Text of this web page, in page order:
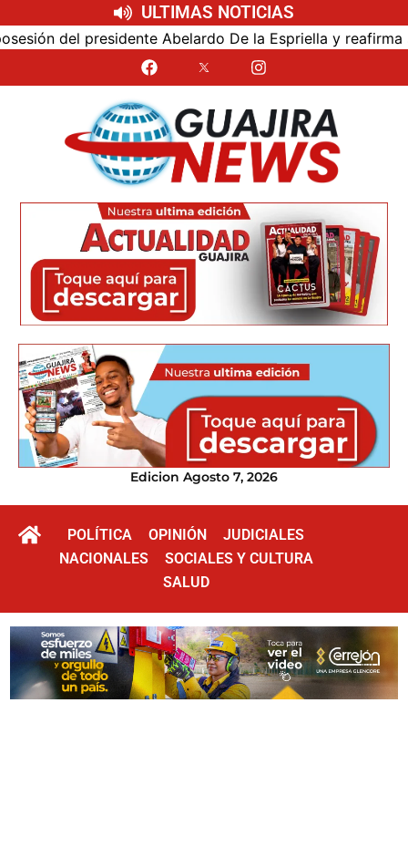
ULTIMAS NOTICIAS
del presidente Abelardo De la Espriella y reafirma su
Edicion Agosto 7, 2026
POLÍTICA OPINIÓN
JUDICIALES
NACIONALES
SOCIALES Y CULTURA
SALUD